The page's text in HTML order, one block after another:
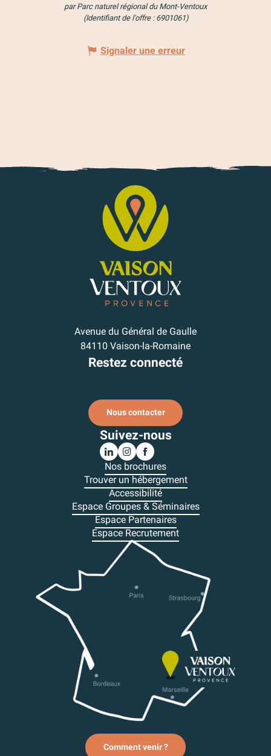
par Parc naturel régional du Mont-Ventoux
(Identifiant de l'offre : 6901061)
Signaler une erreur
Avenue du Général de Gaulle
84110 Vaison-la-Romaine
Restez connecté
Nous contacter
Suivez-nous
Nos brochures
Trouver un hébergement
Accessibilité
Espace Groupes & Séminaires
Espace Partenaires
Espace Recrutement
Comment venir ?